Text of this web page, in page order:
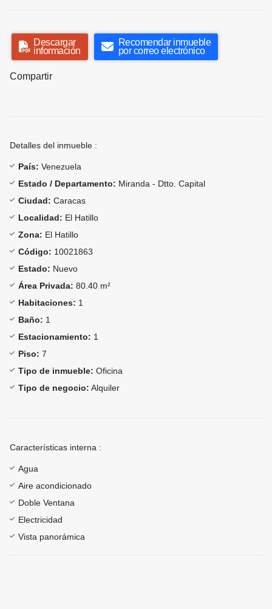
Descargar
información
Recomendar inmueble
por correo electrónico
Compartir
Detalles del inmueble :
País: Venezuela
Estado / Departamento: Miranda - Dtto. Capital
Ciudad: Caracas
Localidad: El Hatillo
Zona: El Hatillo
Código: 10021863
Estado: Nuevo
Área Privada: 80.40 m²
Habitaciones: 1
Baño: 1
Estacionamiento: 1
Piso: 7
Tipo de inmueble: Oficina
Tipo de negocio: Alquiler
Características interna :
Agua
Aire acondicionado
Doble Ventana
Electricidad
Vista panorámica